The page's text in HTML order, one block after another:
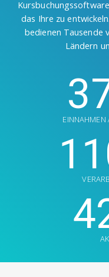
das Ihre zu
bedienen Tausende
Ländern
EINNAHMEN